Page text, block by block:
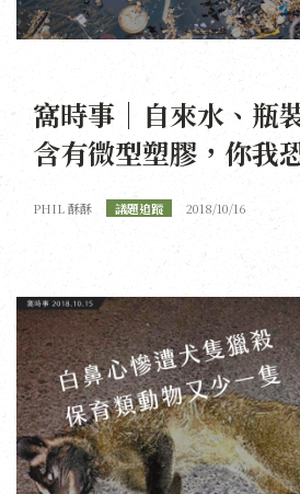
窩時事｜自來水、瓶
含有微型塑膠，你我
PHIL 酥酥 議題追蹤 2018/10/16